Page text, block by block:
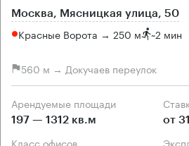
Москва, Мясницкая улица, 50
Красные Ворота → 250 м ~2 мин
560 м → Докучаев переулок
Арендуемые площади
197 — 1312 кв.м от
Класс офисов